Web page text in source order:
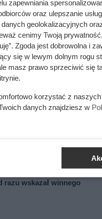
tak, aby przygotowanie
Określa on, w
czyli lodówka,
aby dzieliła
wartość, chyba że mówimy o
i kuchenkę, tutaj
razu wskazał winnego
zapewniania
oraz ulepszanie
geolokalizacyjnych
cenimy Twoją
Zgoda jest dobrowolna i
się w lewym dolnym rogu
masz prawo sprzeciwić się
korzystać z
danych znajdziesz w